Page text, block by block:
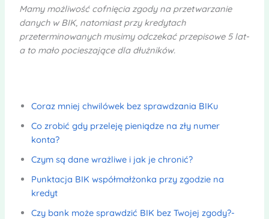
Mamy możliwość cofnięcia zgody na przetwarzanie
danych w BIK, natomiast przy kredytach
przeterminowanych musimy odczekać przepisowe 5 lat-
a to mało pocieszające dla dłużników.
Coraz mniej chwilówek bez sprawdzania BIKu
Co zrobić gdy przeleję pieniądze na zły numer
konta?
Czym są dane wrażliwe i jak je chronić?
Punktacja BIK współmałżonka przy zgodzie na
kredyt
Czy bank może sprawdzić BIK bez Twojej zgody?-